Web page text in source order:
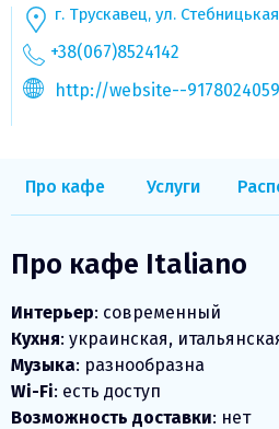
г. Трускавец, ул.
+38(067)8524142
Про кафе Услуги
Про кафе Italiano
Интерьер: современный
Кухня: украинская,
Музыка: разнообразна
Wi-Fi: есть доступ
Возможность доставки: нет